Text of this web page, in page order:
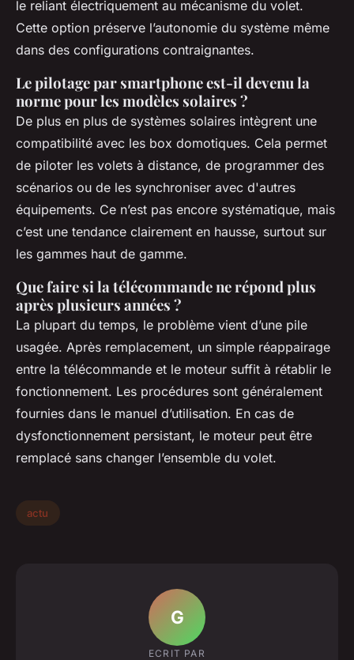
le reliant électriquement au mécanisme du volet.
Cette option préserve l’autonomie du système même
dans des configurations contraignantes.
Le pilotage par smartphone est-il devenu la
norme pour les modèles solaires ?
De plus en plus de systèmes solaires intègrent une
compatibilité avec les box domotiques. Cela permet
de piloter les volets à distance, de programmer des
scénarios ou de les synchroniser avec d'autres
équipements. Ce n’est pas encore systématique, mais
c’est une tendance clairement en hausse, surtout sur
les gammes haut de gamme.
Que faire si la télécommande ne répond plus
après plusieurs années ?
La plupart du temps, le problème vient d’une pile
usagée. Après remplacement, un simple réappairage
entre la télécommande et le moteur suffit à rétablir le
fonctionnement. Les procédures sont généralement
fournies dans le manuel d’utilisation. En cas de
dysfonctionnement persistant, le moteur peut être
remplacé sans changer l’ensemble du volet.
actu
G
ECRIT PAR